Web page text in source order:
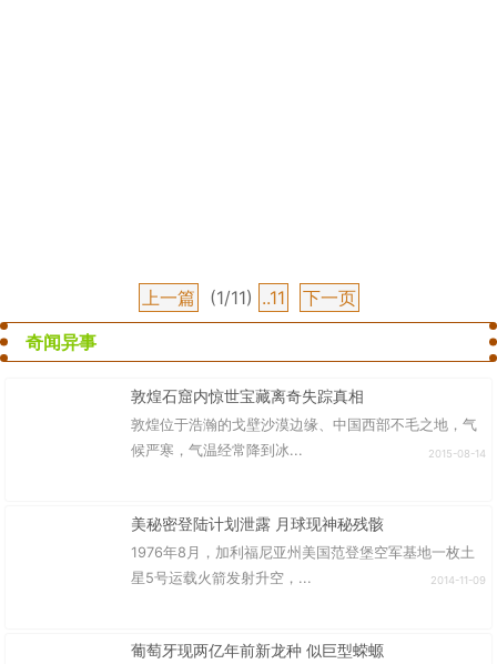
上一篇 (1/11) ..11
下一页
奇闻异事
敦煌石窟内惊世宝藏离奇失踪真相
敦煌位于浩瀚的戈壁沙漠边缘、中国西部不毛之地，气
候严寒，气温经常降到冰...
2015-08-14
美秘密登陆计划泄露 月球现神秘残骸
1976年8月，加利福尼亚州美国范登堡空军基地一枚土
星5号运载火箭发射升空，...
2014-11-09
葡萄牙现两亿年前新龙种 似巨型蝾螈